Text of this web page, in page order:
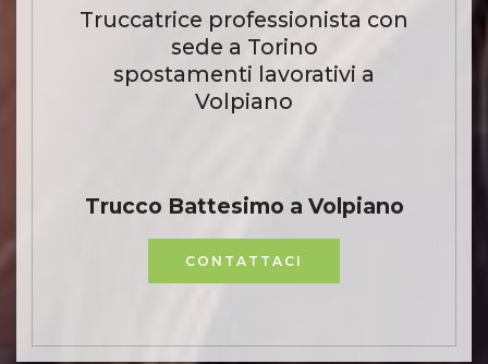
Truccatrice professionista con
sede a Torino
spostamenti lavorativi a
Volpiano
Trucco Battesimo a Volpiano
CONTATTACI